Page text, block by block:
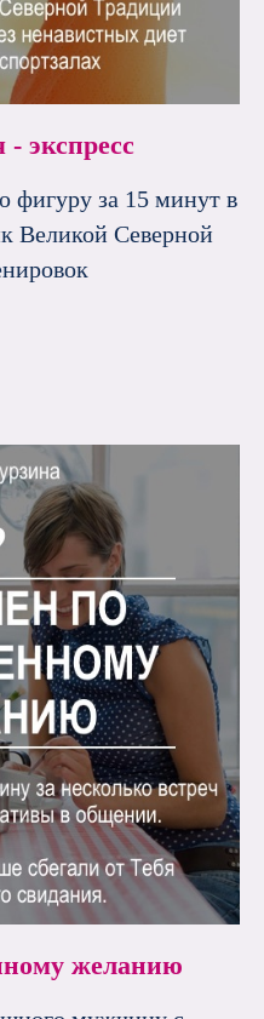
экспресс
фигуру за 15 минут в
Великой Северной
желанию